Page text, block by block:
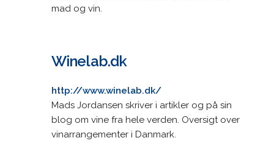
mad og vin.
Winelab.dk
http://www.winelab.dk/
Mads Jordansen skriver i artikler og på sin
blog om vine fra hele verden. Oversigt over
vinarrangementer i Danmark.